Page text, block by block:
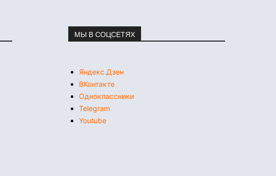
МЫ В СОЦСЕТЯХ
Яндекс.Дзен
ВКонтакте
Одноклассники
Telegram
Youtube